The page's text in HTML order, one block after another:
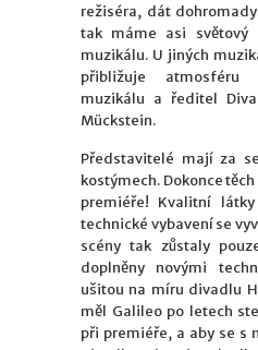
režiséra, dát
tak máme asi světový
muzikálu. U jiných
přibližuje atmosféru
muzikálu a ředitel
Mückstein.
Představitelé mají za
kostýmech. Dokonce
premiéře! Kvalitní
technické vybavení se
scény tak zůstaly
doplněny novými
ušitou na míru divadlu
měl Galileo po letech
při premiéře, a aby se s